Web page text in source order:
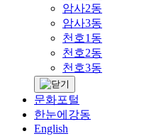
암사2동
암사3동
천호1동
천호2동
천호3동
문화포털
한눈에강동
English